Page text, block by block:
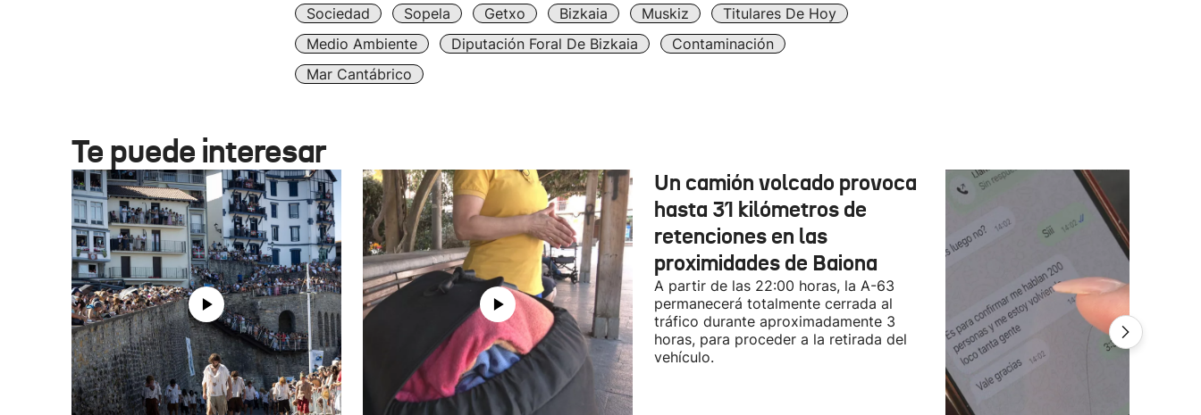
Sociedad Sopela Getxo Bizkaia Muskiz
Titulares De Hoy
Medio Ambiente
Diputación Foral De Bizkaia
Contaminación
Mar Cantábrico
Te puede interesar
Un camión volcado provoca
hasta 31 kilómetros de
retenciones en las
proximidades de Baiona
A partir de las 22:00 horas, la A-63
permanecerá totalmente cerrada al
tráfico durante aproximadamente 3
horas, para proceder a la retirada del
vehículo.